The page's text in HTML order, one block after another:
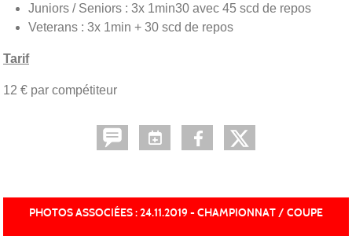
Juniors / Seniors : 3x 1min30 avec 45 scd de repos
Veterans : 3x 1min + 30 scd de repos
Tarif
12 € par compétiteur
PHOTOS ASSOCIÉES : 24.11.2019 - CHAMPIONNAT / COUPE